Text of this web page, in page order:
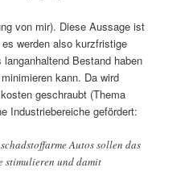
von mir). Diese Aussage ist
werden also kurzfristige
Bestand haben
kann. Da wird
geschraubt (Thema
Industriebereiche gefördert:
Autos sollen das
stimulieren und damit